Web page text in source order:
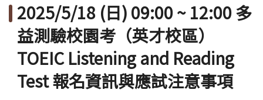
English(link is external)
2025/5/18 (日) 09:00 ~ 12:00 多
益測驗校園考（英才校區）
TOEIC Listening and Reading
Test 報名資訊與應試注意事項